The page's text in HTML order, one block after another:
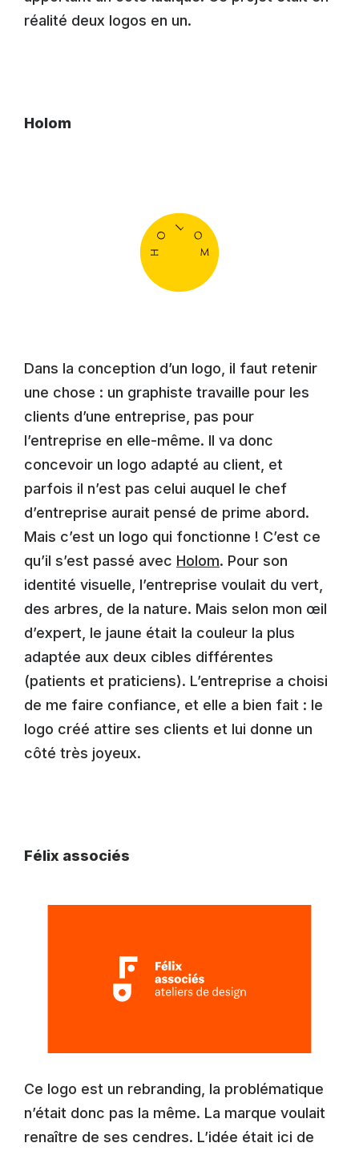
réalité deux logos en un.
Holom
Dans la conception d’un logo, il faut retenir
une chose : un graphiste travaille pour les
clients d’une entreprise, pas pour
l’entreprise en elle-même. Il va donc
concevoir un logo adapté au client, et
parfois il n’est pas celui auquel le chef
d’entreprise aurait pensé de prime abord.
Mais c’est un logo qui fonctionne ! C’est ce
qu’il s’est passé avec Holom. Pour son
identité visuelle, l’entreprise voulait du vert,
des arbres, de la nature. Mais selon mon œil
d’expert, le jaune était la couleur la plus
adaptée aux deux cibles différentes
(patients et praticiens). L’entreprise a choisi
de me faire confiance, et elle a bien fait : le
logo créé attire ses clients et lui donne un
côté très joyeux.
Félix associés
Ce logo est un rebranding, la problématique
n’était donc pas la même. La marque voulait
renaître de ses cendres. L’idée était ici de